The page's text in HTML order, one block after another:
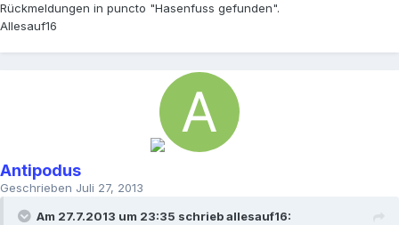
Rückmeldungen in puncto "Hasenfuss gefunden".
Allesauf16
Antipodus
Geschrieben Juli 27, 2013
Am 27.7.2013 um 23:35 schrieb allesauf16: